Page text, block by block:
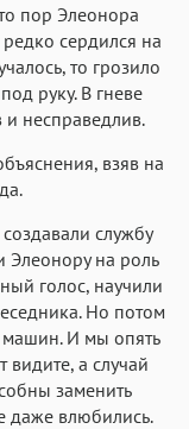
пор Элеонора
сердился на
то грозило
руку. В гневе
несправедлив.
взяв на
службу
на роль
голос, научили
Но потом
машин. И мы опять
видите, а случай
заменить
даже влюбились.